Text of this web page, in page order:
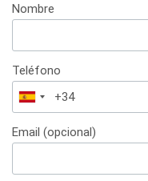
Nombre
Teléfono
España
+34
Email (opcional)